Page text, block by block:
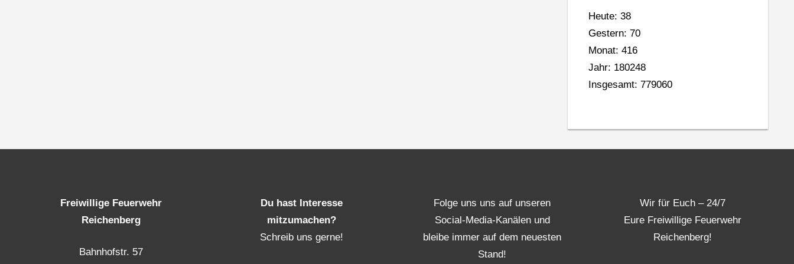
Heute: 38
Gestern: 70
Monat: 416
Jahr: 180248
Insgesamt: 779060
Freiwillige Feuerwehr
Reichenberg
Bahnhofstr. 57
Du hast Interesse
mitzumachen?
Schreib uns gerne!
Folge uns uns auf unseren
Social-Media-Kanälen und
bleibe immer auf dem neuesten
Stand!
Wir für Euch – 24/7
Eure Freiwillige Feuerwehr
Reichenberg!